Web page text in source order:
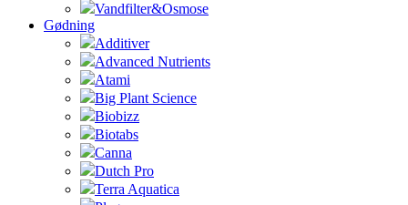
Vandfilter&Osmose
Gødning
Additiver
Advanced Nutrients
Atami
Big Plant Science
Biobizz
Biotabs
Canna
Dutch Pro
Terra Aquatica